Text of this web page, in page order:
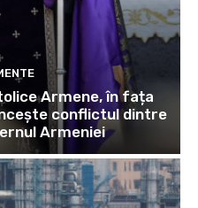
Armene, în fața
conflictul dintre
Armeniei